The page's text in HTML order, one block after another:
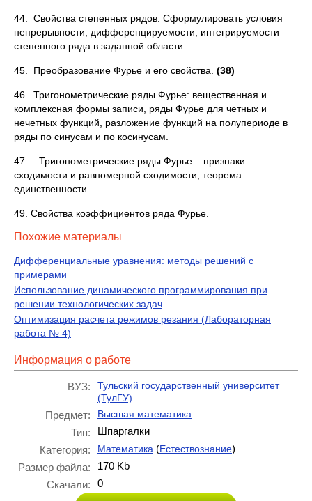
44. Свойства степенных рядов. Сформулировать условия
непре­рывности, дифференцируемости, интегрируемости
степенного ря­да в заданной области.
45. Преобразование Фурье и его свойства. (38)
46. Тригонометрические ряды Фурье: вещественная и
комплекс­ная формы записи, ряды Фурье для четных и
нечетных функций, разложение функций на полупериоде в
ряды по синусам и по косину­сам.
47. Тригонометрические ряды Фурье: признаки
сходимости и равномерной сходимости, теорема
единственности.
49. Свойства коэффициентов ряда Фурье.
Похожие материалы
Дифференциальные уравнения: методы решений с
примерами
Использование динамического программирования при
решении технологических задач
Оптимизация расчета режимов резания (Лабораторная
работа № 4)
Информация о работе
ВУЗ:
Тульский государственный университет
(ТулГУ)
Предмет: Высшая математика
Тип:
Шпаргалки
Категория:
Математика (Естествознание)
Размер файла:
170 Kb
Скачали:
0